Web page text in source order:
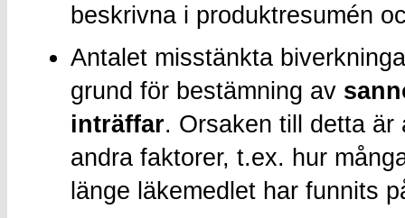
beskrivna i produktresumén
Antalet misstänkta
grund för bestämning av
inträffar. Orsaken till detta
andra faktorer, t.ex. hur
länge läkemedlet har funnits